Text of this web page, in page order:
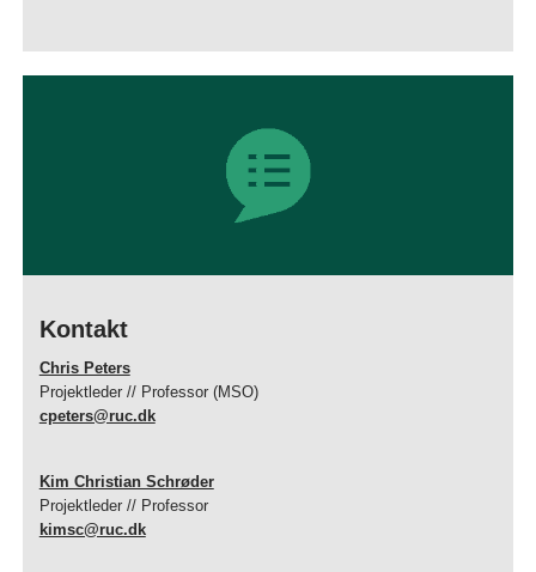
Kontakt
Chris Peters
Projektleder // Professor (MSO)
cpeters@ruc.dk
Kim Christian Schrøder
Projektleder // Professor
kimsc@ruc.dk